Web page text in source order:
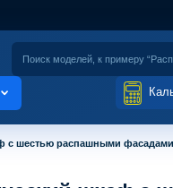
с шестью распашными фасадами